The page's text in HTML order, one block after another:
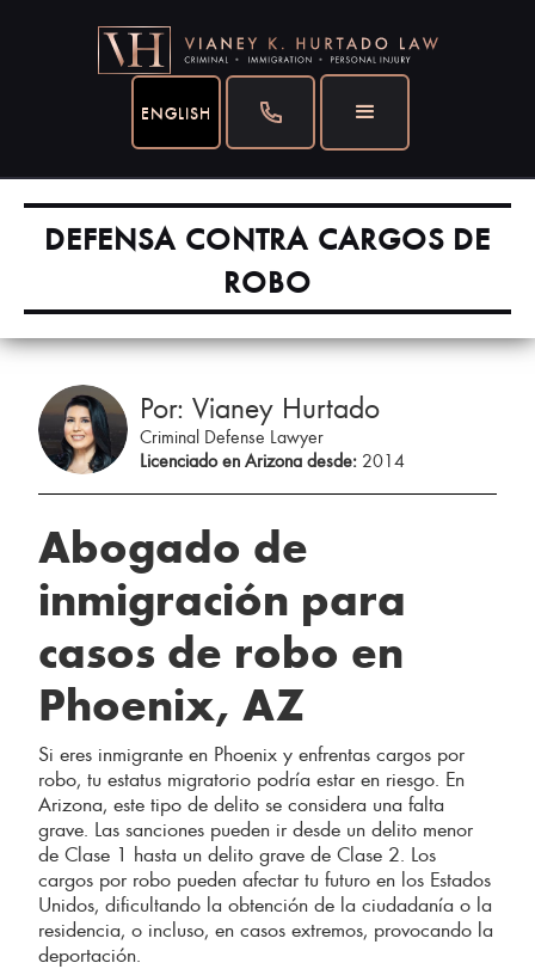
ENGLISH
DEFENSA CONTRA CARGOS DE
ROBO
Por: Vianey Hurtado
Criminal Defense Lawyer
Licenciado en Arizona desde: 2014
Abogado de
inmigración para
casos de robo en
Phoenix, AZ
Si eres inmigrante en Phoenix y enfrentas cargos por
robo, tu estatus migratorio podría estar en riesgo. En
Arizona, este tipo de delito se considera una falta
grave. Las sanciones pueden ir desde un delito menor
de Clase 1 hasta un delito grave de Clase 2. Los
cargos por robo pueden afectar tu futuro en los Estados
Unidos, dificultando la obtención de la ciudadanía o la
residencia, o incluso, en casos extremos, provocando la
deportación.